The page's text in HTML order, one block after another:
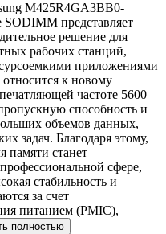
M425R4GA3BB0-
представляет
решение для
рабочих станций,
приложениями
к новому
частоте 5600
способность и
объемов данных,
задач. Благодаря этому,
памяти станет
сфере,
стабильность и
за счет
питанием (PMIC),
полностью